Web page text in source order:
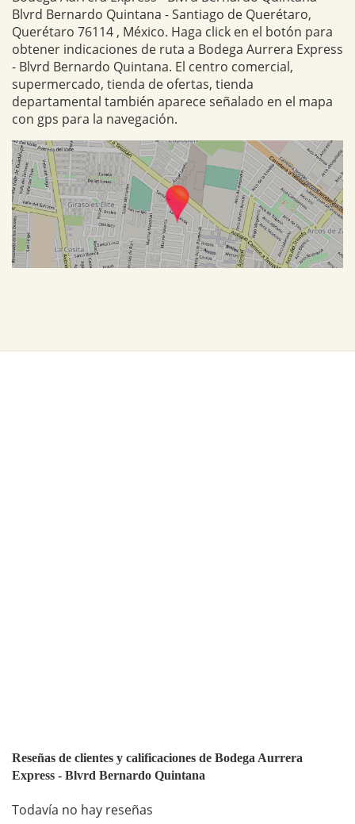
Blvrd Bernardo Quintana - Santiago de Querétaro,
Querétaro 76114 , México. Haga click en el botón para
obtener indicaciones de ruta a Bodega Aurrera Express
- Blvrd Bernardo Quintana. El centro comercial,
supermercado, tienda de ofertas, tienda
departamental también aparece señalado en el mapa
con gps para la navegación.
Reseñas de clientes y calificaciones de Bodega Aurrera
Express - Blvrd Bernardo Quintana
Todavía no hay reseñas